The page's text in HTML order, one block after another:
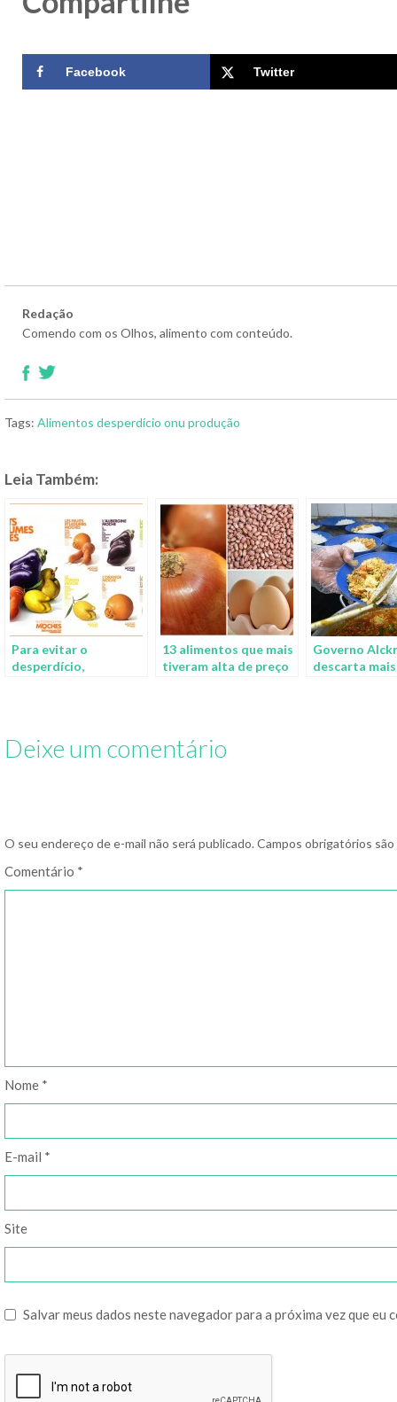
Facebook Twitter
Redação
Comendo com os Olhos, alimento com conteúdo.
Tags: Alimentos desperdício onu produção
Leia Também:
Para evitar o
desperdício,
13 alimentos que mais
tiveram alta de preço
Governo
descarta
Deixe um comentário
O seu endereço de e-mail não será publicado. Campos obrigatórios
Comentário *
Nome *
E-mail *
Site
Salvar meus dados neste navegador para a próxima vez que eu